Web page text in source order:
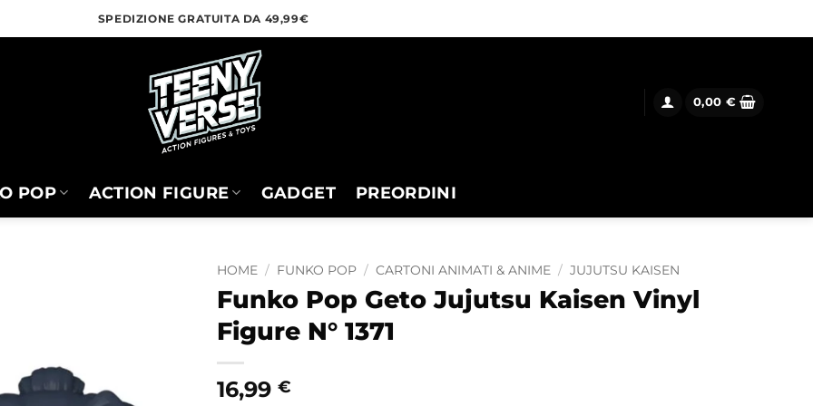
SPEDIZIONE GRATUITA DA 49,99€
0,00 €
POP ACTION FIGURE GADGET PREORDINI
HOME / FUNKO POP / CARTONI ANIMATI & ANIME / JUJUTSU KAISEN
Funko Pop Geto Jujutsu Kaisen Vinyl
Figure N° 1371
16,99 €